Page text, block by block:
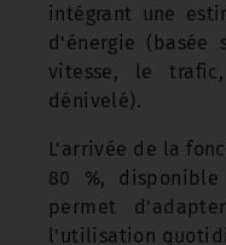
intégrant une
d'énergie
vitesse, le
dénivelé).
L'arrivée de la
80 %,
permet
l'utilisation